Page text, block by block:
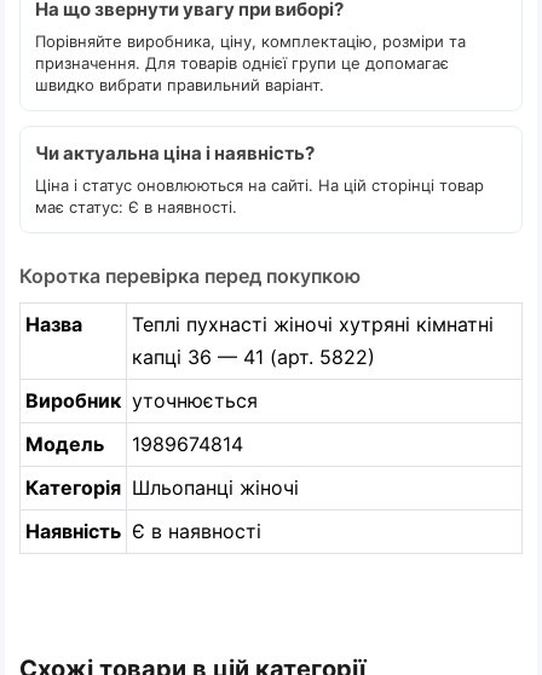
На що звернути увагу при виборі?
Порівняйте виробника, ціну, комплектацію, розміри та
призначення. Для товарів однієї групи це допомагає
швидко вибрати правильний варіант.
Чи актуальна ціна і наявність?
Ціна і статус оновлюються на сайті. На цій сторінці товар
має статус: Є в наявності.
Коротка перевірка перед покупкою
Назва
Теплі пухнасті жіночі хутряні кімнатні
капці 36 — 41 (арт. 5822)
Виробник уточнюється
Модель
1989674814
Категорія Шльопанці жіночі
Наявність Є в наявності
Схожі товари в цій категорії